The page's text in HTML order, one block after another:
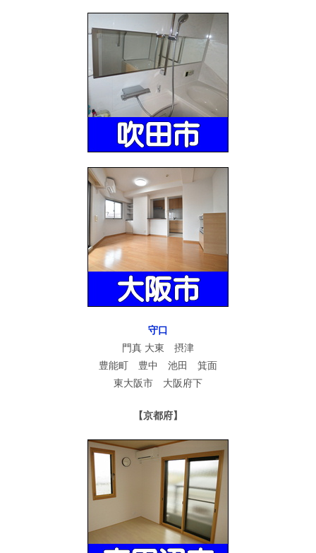
守口
門真 大東 摂津
豊能町 豊中 池田 箕面
東大阪市 大阪府下
【京都府】